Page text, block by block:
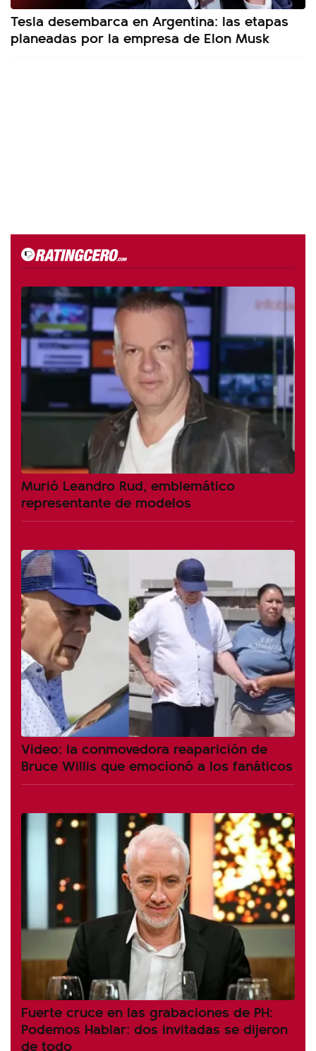
Tesla desembarca en Argentina: las etapas
planeadas por la empresa de Elon Musk
Murió Leandro Rud, emblemático
representante de modelos
Video: la conmovedora reaparición de
Bruce Willis que emocionó a los fanáticos
Fuerte cruce en las grabaciones de PH:
Podemos Hablar: dos invitadas se dijeron
de todo